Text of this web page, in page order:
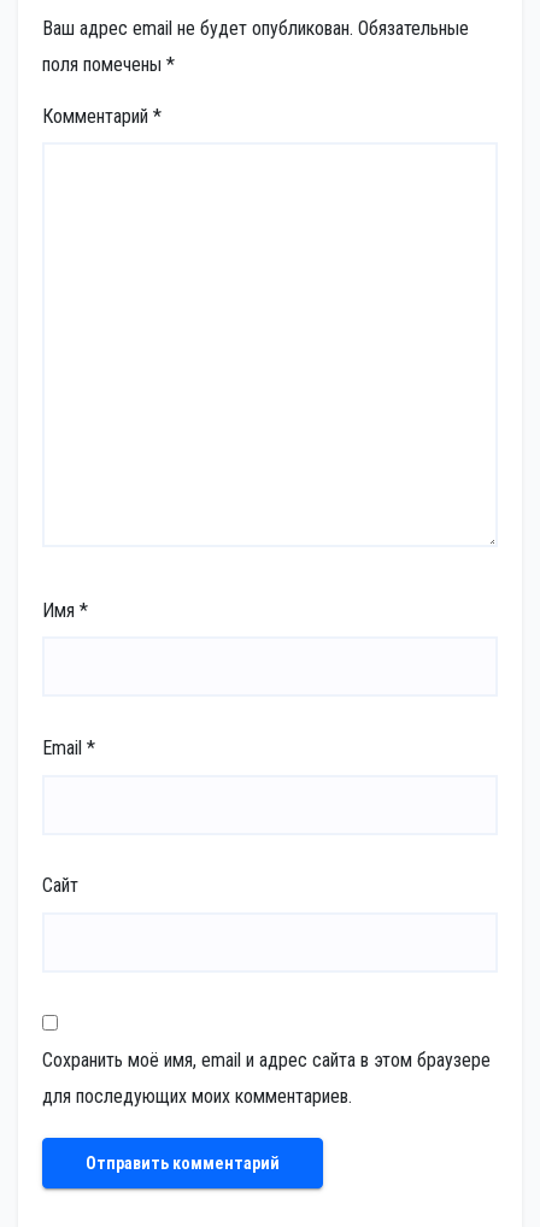
Ваш адрес email не будет опубликован. Обязательные
поля помечены *
Комментарий *
Имя *
Email *
Сайт
Сохранить моё имя, email и адрес сайта в этом браузере
для последующих моих комментариев.